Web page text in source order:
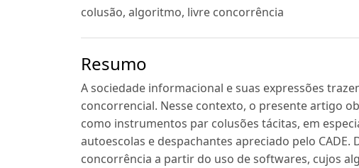
colusão, algoritmo, livre concorrência
Resumo
A sociedade informacional e suas expressões
concorrencial. Nesse contexto, o presente artigo
como instrumentos par colusões tácitas, em
autoescolas e despachantes apreciado pelo
concorrência a partir do uso de softwares, cujos